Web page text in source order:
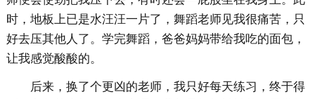
时，地板上已是水汪汪一片了，舞蹈老师见我很痛苦，只
好去压其他人了。学完舞蹈，爸爸妈妈带给我吃的面包，
让我感觉酸酸的。
后来，换了个更凶的老师，我只好每天练习，终于得